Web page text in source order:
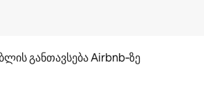
განთავსება Airbnb‑ზე